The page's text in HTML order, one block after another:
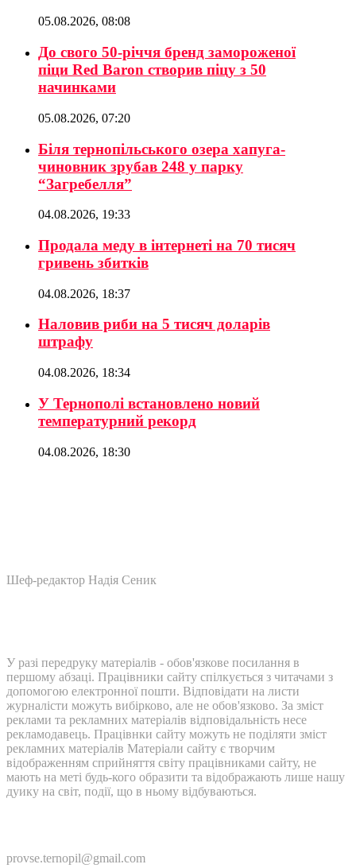
05.08.2026, 08:08
До свого 50-річчя бренд замороженої
піци Red Baron створив піцу з 50
начинками
05.08.2026, 07:20
Біля тернопільського озера хапуга-
чиновник зрубав 248 у парку
“Загребелля”
04.08.2026, 19:33
Продала меду в інтернеті на 70 тисяч
гривень збитків
04.08.2026, 18:37
Наловив риби на 5 тисяч доларів
штрафу
04.08.2026, 18:34
У Тернополі встановлено новий
температурний рекорд
04.08.2026, 18:30
Шеф-редактор Надія Сеник
У разі передруку матеріалів - обов'язкове посилання в
першому абзаці. Працівники сайту спілкується з читачами з
допомогою електронної пошти. Відповідати на листи
журналісти можуть вибірково, але не обов'язково. За зміст
реклами та рекламних матеріалів відповідальність несе
рекламодавець. Працівнки сайту можуть не поділяти зміст
рекламних матеріалів Матеріали сайту є творчим
відображенням сприйняття світу працівниками сайту, не
мають на меті будь-кого образити та відображають лише нашу
дуику на світ, події, що в ньому відбуваються.
provse.ternopil@gmail.com